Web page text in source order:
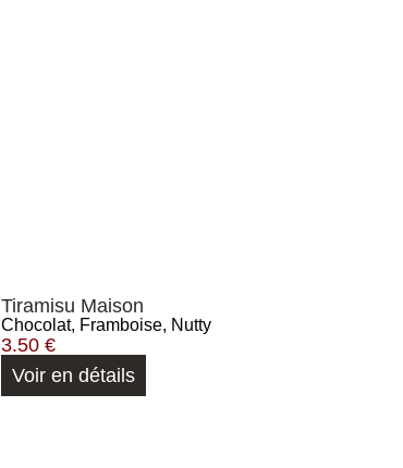
Tiramisu Maison
Chocolat, Framboise, Nutty
3.50 €
Voir en détails